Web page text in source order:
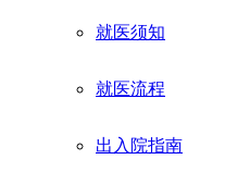
就医须知
就医流程
出入院指南